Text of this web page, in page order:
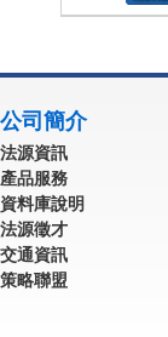
公司簡介
法源資訊
產品服務
資料庫說明
法源徵才
交通資訊
策略聯盟